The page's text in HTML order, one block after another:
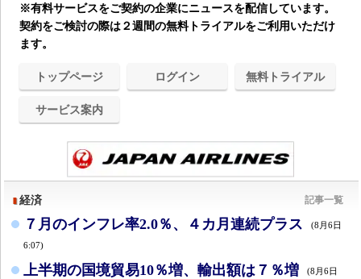
※有料サービスをご契約の企業にニュースを配信しています。
契約をご検討の際は２週間の無料トライアルをご利用いただけ
ます。
トップページ ログイン 無料トライアル
サービス案内
経済 記事一覧
７月のインフレ率2.0％、４カ月連続プラス (8月6日
6:07)
上半期の国境貿易10％増、輸出額は７％増 (8月6日